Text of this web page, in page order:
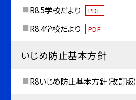
R8.5学校だより
PDF
R8.4学校だより PDF
いじめ防止基本方針
R8いじめ防止基本方針（改訂版）